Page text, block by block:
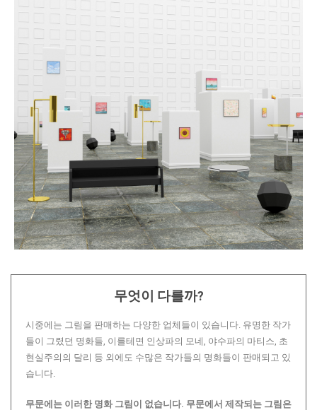
무엇이 다를까?
시중에는 그림을 판매하는 다양한 업체들이 있습니다. 유명한 작가
들이 그렸던 명화들, 이를테면 인상파의 모네, 야수파의 마티스, 초
현실주의의 달리 등 외에도 수많은 작가들의 명화들이 판매되고 있
습니다.
무문에는 이러한 명화 그림이 없습니다. 무문에서 제작되는 그림은